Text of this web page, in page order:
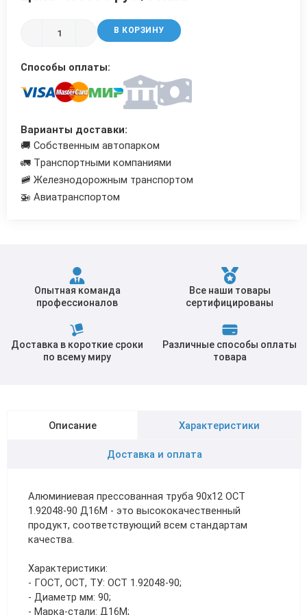
В КОРЗИНУ
Способы оплаты:
Варианты доставки:
🚚 Собственным автопарком
🚛 Транспортными компаниями
🚞 Железнодорожным транспортом
🚁 Авиатранспортом
Опытная команда
профессионалов
Все наши товары
сертифицированы
Доставка в короткие сроки
по всему миру
Различные способы оплаты
товара
Описание Характеристики
Доставка и оплата
Алюминиевая прессованная труба 90х12 ОСТ
1.92048-90 Д16М - это высококачественный
продукт, соответствующий всем стандартам
качества.
Характеристики:
- ГОСТ, ОСТ, ТУ: ОСТ 1.92048-90;
- Диаметр мм: 90;
- Марка-стали: Д16М;
Трубы в ВУС изоляции